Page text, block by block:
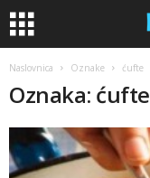
Naslovnica Oznake ćufte
Oznaka: ćufte